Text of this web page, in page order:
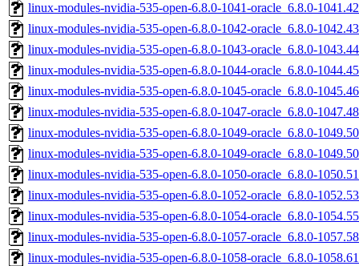
linux-modules-nvidia-535-open-6.8.0-1041-oracle_6.8.0-
linux-modules-nvidia-535-open-6.8.0-1042-oracle_6.8.0-
linux-modules-nvidia-535-open-6.8.0-1043-oracle_6.8.0-
linux-modules-nvidia-535-open-6.8.0-1044-oracle_6.8.0-
linux-modules-nvidia-535-open-6.8.0-1045-oracle_6.8.0-
linux-modules-nvidia-535-open-6.8.0-1047-oracle_6.8.0-
linux-modules-nvidia-535-open-6.8.0-1049-oracle_6.8.0-
linux-modules-nvidia-535-open-6.8.0-1049-oracle_6.8.0-
linux-modules-nvidia-535-open-6.8.0-1050-oracle_6.8.0-
linux-modules-nvidia-535-open-6.8.0-1052-oracle_6.8.0-
linux-modules-nvidia-535-open-6.8.0-1054-oracle_6.8.0-
linux-modules-nvidia-535-open-6.8.0-1057-oracle_6.8.0-
linux-modules-nvidia-535-open-6.8.0-1058-oracle_6.8.0-